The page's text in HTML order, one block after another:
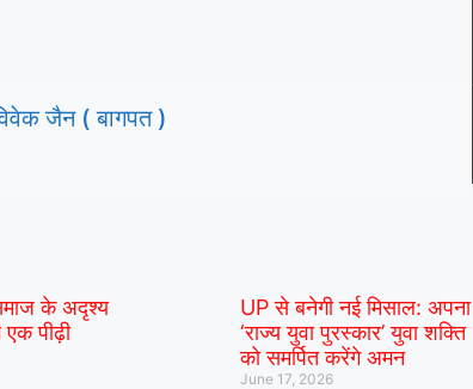
जैन ( बागपत )
के अदृश्य
एक पीढ़ी
UP से बनेगी नई मिसाल: अपना
‘राज्य युवा पुरस्कार’ युवा शक्ति
को समर्पित करेंगे अमन
June 17, 2026